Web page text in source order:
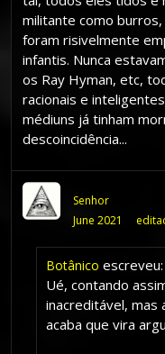
militante como
foram risivelmente
infantis. Nunca
os Ray Hyman, etc,
racionais e
médiuns já tinham
descoincidência...
Senhor
June 2021
Botânico escreveu:
Ué, contando
inacreditável, mas
acaba que vira